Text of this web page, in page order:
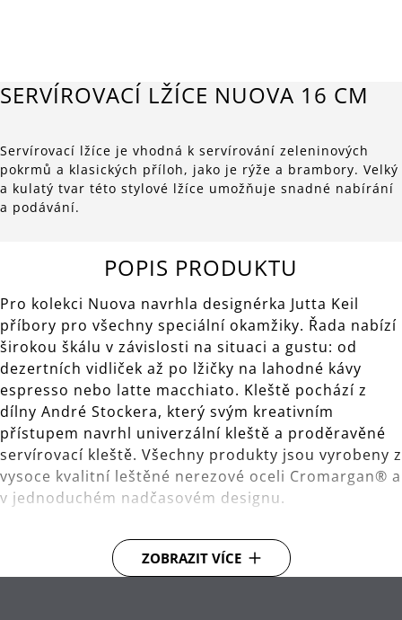
SERVÍROVACÍ LŽÍCE NUOVA 16 CM
Servírovací lžíce je vhodná k servírování zeleninových
pokrmů a klasických příloh, jako je rýže a brambory. Velký
a kulatý tvar této stylové lžíce umožňuje snadné nabírání
a podávání.
POPIS PRODUKTU
Pro kolekci Nuova navrhla designérka Jutta Keil
příbory pro všechny speciální okamžiky. Řada nabízí
širokou škálu v závislosti na situaci a gustu: od
dezertních vidliček až po lžičky na lahodné kávy
espresso nebo latte macchiato. Kleště pochází z
dílny André Stockera, který svým kreativním
přístupem navrhl univerzální kleště a proděravěné
servírovací kleště. Všechny produkty jsou vyrobeny z
vysoce kvalitní leštěné nerezové oceli Cromargan® a
v jednoduchém nadčasovém designu.
Materiál: vysoce kvalitní nerezová ocel
Cromargan®.
ZOBRAZIT VÍCE